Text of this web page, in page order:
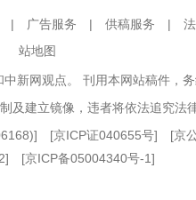
| 广告服务 | 供稿服务 |
站地图
新网观点。 刊用本网站稿件，
及建立镜像，违者将依法追究法
] [京ICP证040655号] [京
[京ICP备05004340号-1]